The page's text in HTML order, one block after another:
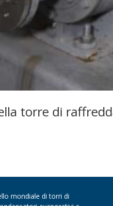
torre di
mondiale di torri di